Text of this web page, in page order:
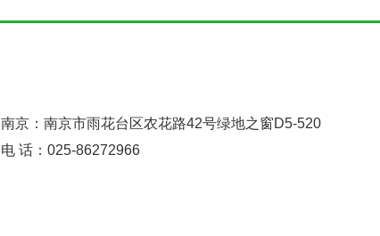
南京：南京市雨花台区农花路42号绿地之窗D5-520
电 话：025-86272966